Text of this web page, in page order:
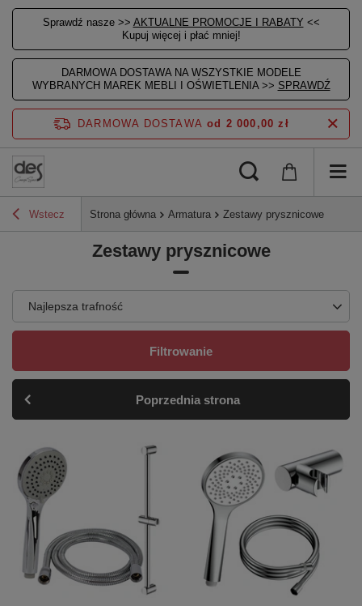
Sprawdź nasze >> AKTUALNE PROMOCJE I RABATY <<
Kupuj więcej i płać mniej!
DARMOWA DOSTAWA NA WSZYSTKIE MODELE
WYBRANYCH MAREK MEBLI I OŚWIETLENIA >> SPRAWDŹ
DARMOWA DOSTAWA od 2 000,00 zł
Wstecz Strona główna Armatura Zestawy prysznicowe
Zestawy prysznicowe
Najlepsza trafność
Filtrowanie
Poprzednia strona